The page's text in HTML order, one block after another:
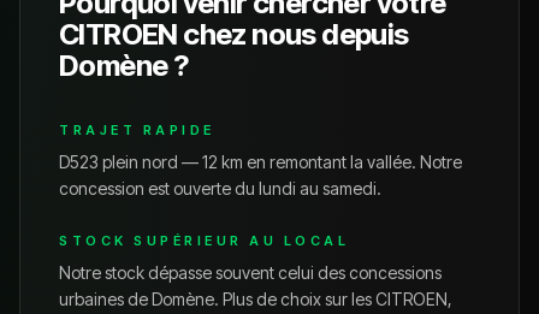
CITROEN chez nous depuis
Domène?
TRAJET RAPIDE
D523 plein nord — 12 km en remontant la vallée. Notre
concession est ouverte du lundi au samedi.
STOCK SUPÉRIEUR AU LOCAL
Notre stock dépasse souvent celui des concessions
urbaines deDomène. Plus de choix sur lesCITROEN,